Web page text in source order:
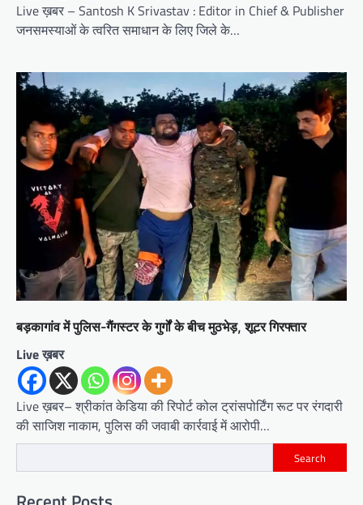
Live ख़बर – Santosh K Srivastav : Editor in Chief & Publisher
जनसमस्याओं के त्वरित समाधान के लिए जिले के…
बड़कागांव में पुलिस-गैंगस्टर के गुर्गों के बीच मुठभेड़, शूटर गिरफ्तार
Live ख़बर
Live ख़बर– श्रीकांत केडिया की रिपोर्ट कोल ट्रांसपोर्टिंग रूट पर रंगदारी
की साजिश नाकाम, पुलिस की जवाबी कार्रवाई में आरोपी…
Search